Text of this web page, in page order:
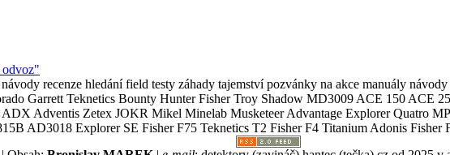
recenze hledání field testy záhady tajemství pozvánky na akce manuály
Garrett Teknetics Bounty Hunter Fisher Troy Shadow MD3009 ACE 150 ACE
Adventis Zetex JOKR Mikel Minelab Musketeer Advantage Explorer Quatro
AD3018 Explorer SE Fisher F75 Teknetics T2 Fisher F4 Titanium Adonis Fisher